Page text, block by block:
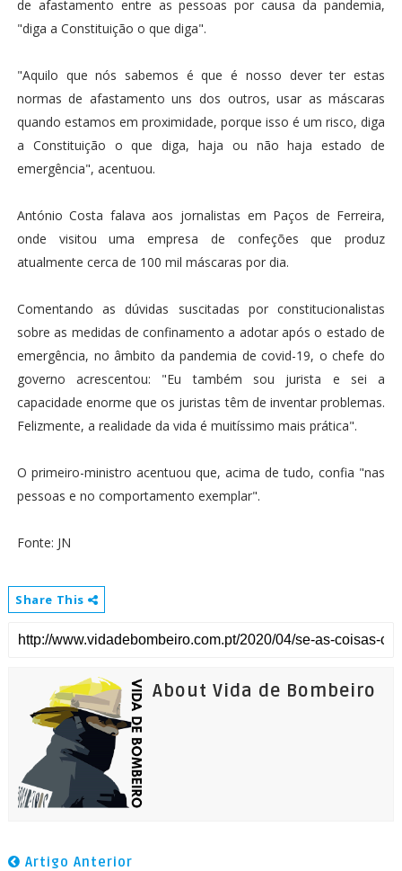
de afastamento entre as pessoas por causa da pandemia,
"diga a Constituição o que diga".
"Aquilo que nós sabemos é que é nosso dever ter estas
normas de afastamento uns dos outros, usar as máscaras
quando estamos em proximidade, porque isso é um risco, diga
a Constituição o que diga, haja ou não haja estado de
emergência", acentuou.
António Costa falava aos jornalistas em Paços de Ferreira,
onde visitou uma empresa de confeções que produz
atualmente cerca de 100 mil máscaras por dia.
Comentando as dúvidas suscitadas por constitucionalistas
sobre as medidas de confinamento a adotar após o estado de
emergência, no âmbito da pandemia de covid-19, o chefe do
governo acrescentou: "Eu também sou jurista e sei a
capacidade enorme que os juristas têm de inventar problemas.
Felizmente, a realidade da vida é muitíssimo mais prática".
O primeiro-ministro acentuou que, acima de tudo, confia "nas
pessoas e no comportamento exemplar".
Fonte: JN
Share This
About Vida de Bombeiro
Artigo Anterior